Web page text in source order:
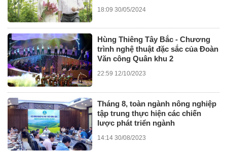
18:09 30/05/2024
Hùng Thiêng Tây Bắc - Chương
trình nghệ thuật đặc sắc của Đoàn
Văn công Quân khu 2
22:59 12/10/2023
Tháng 8, toàn ngành nông nghiệp
tập trung thực hiện các chiến
lược phát triển ngành
14:14 30/08/2023